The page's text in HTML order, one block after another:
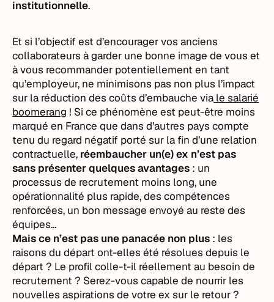
institutionnelle.
Et si l’objectif est d’encourager vos anciens
collaborateurs à garder une bonne image de vous et
à vous recommander potentiellement en tant
qu’employeur, ne minimisons pas non plus l’impact
sur la réduction des coûts d’embauche viale salarié
boomerang ! Si ce phénomène est peut-être moins
marqué en France que dans d’autres pays compte
tenu du regard négatif porté sur la fin d’une relation
contractuelle, réembaucher un(e) ex n’est pas
sans présenter quelques avantages : un
processus de recrutement moins long, une
opérationnalité plus rapide, des compétences
renforcées, un bon message envoyé au reste des
équipes…
Mais ce n’est pas une panacée non plus : les
raisons du départ ont-elles été résolues depuis le
départ ? Le profil colle-t-il réellement au besoin de
recrutement ? Serez-vous capable de nourrir les
nouvelles aspirations de votre ex sur le retour ?